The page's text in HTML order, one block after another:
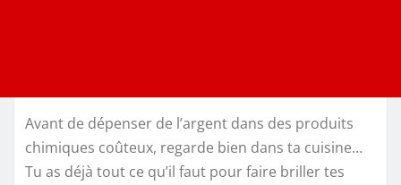
Avant de dépenser de l’argent dans des produits
chimiques coûteux, regarde bien dans ta cuisine…
Tu as déjà tout ce qu’il faut pour faire briller tes